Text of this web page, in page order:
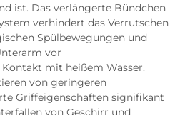
ist. Das verlängerte Bündchen
verhindert das Verrutschen
Spülbewegungen und
vor
mit heißem Wasser.
von geringeren
Griffeigenschaften signifikant
von Geschirr und